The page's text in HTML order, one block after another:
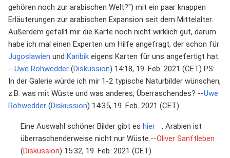
gehören noch zur arabischen Welt?") mit ein paar knappen
Erläuterungen zur arabischen Expansion seit dem Mittelalter.
Außerdem gefällt mir die Karte noch nicht wirklich gut, darum
habe ich mal einen Experten um Hilfe angefragt, der schon für
Jugoslawien und Karibik eigens Karten für uns angefertigt hat.
--Uwe Rohwedder (Diskussion) 14:18, 19. Feb. 2021 (CET) PS:
In der Galerie würde ich mir 1-2 typische Naturbilder wünschen,
z.B. was mit Wüste und was anderes, Überraschendes? --Uwe
Rohwedder (Diskussion) 14:35, 19. Feb. 2021 (CET)
Eine Auswahl schöner Bilder gibt es hier
, Arabien ist
überraschenderweise nicht nur Wüste.--Oliver Sanftleben
(Diskussion) 15:32, 19. Feb. 2021 (CET)